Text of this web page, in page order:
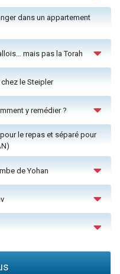
dans un appartement
mais pas la Torah
le Steipler
y remédier ?
le repas et séparé pour
de Yohan